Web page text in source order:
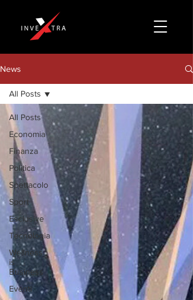
News
All Posts
Economia
Finanza
Politica
Spettacolo
Sport
Esclusive
Tecnologia
Wellness
is
Business
Eventi
All Posts